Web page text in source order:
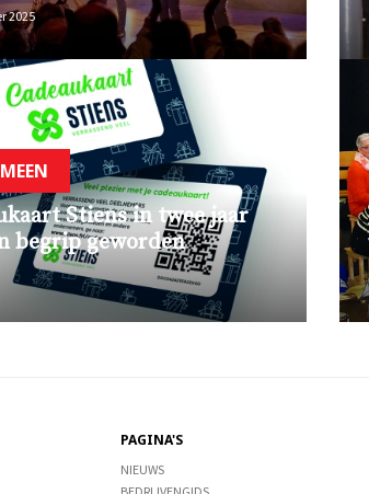
2025
Stiens in twee jaar
begrip geworden
PAGINA'S
NIEUWS